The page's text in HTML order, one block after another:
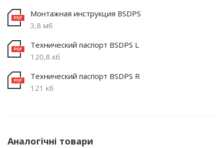
Монтажная инструкция BSDPS
3,8 мб
Технический паспорт BSDPS L
120,8 кб
Технический паспорт BSDPS R
121 кб
Аналогічні товари